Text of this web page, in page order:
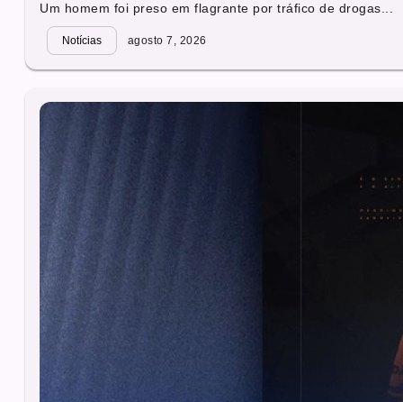
Um homem foi preso em flagrante por tráfico de drogas...
Notícias agosto 7, 2026